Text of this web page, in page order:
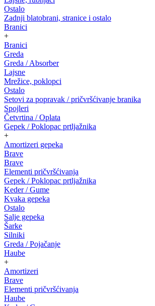
Ostalo
Zadnji blatobrani, stranice i ostalo
Branici
+
Branici
Greda
Greda / Absorber
Lajsne
Mrežice, poklopci
Ostalo
Setovi za popravak / pričvršćivanje branika
Spojleri
Četvrtina / Oplata
Gepek / Poklopac prtljažnika
+
Amortizeri gepeka
Brave
Brave
Elementi pričvršćivanja
Gepek / Poklopac prtljažnika
Keder / Gume
Kvaka gepeka
Ostalo
Salje gepeka
Šarke
Silniki
Greda / Pojačanje
Haube
+
Amortizeri
Brave
Elementi pričvršćivanja
Haube